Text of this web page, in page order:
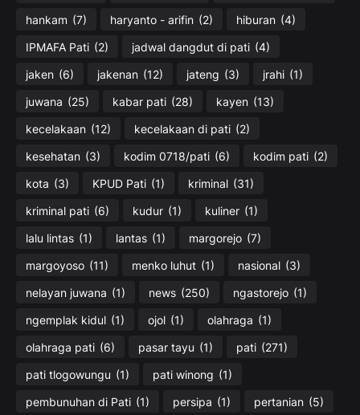
hankam (7) haryanto - arifin (2) hiburan (4)
IPMAFA Pati (2) jadwal dangdut di pati (4)
jaken (6) jakenan (12) jateng (3) jrahi (1)
juwana (25) kabar pati (28) kayen (13)
kecelakaan (12) kecelakaan di pati (2)
kesehatan (3) kodim 0718/pati (6) kodim pati (2)
kota (3) KPUD Pati (1) kriminal (31)
kriminal pati (6) kudur (1) kuliner (1)
lalu lintas (1) lantas (1) margorejo (7)
margoyoso (11) menko luhut (1) nasional (3)
nelayan juwana (1) news (250) ngastorejo (1)
ngemplak kidul (1) ojol (1) olahraga (1)
olahraga pati (6) pasar tayu (1) pati (271)
pati tlogowungu (1) pati winong (1)
pembunuhan di Pati (1) persipa (1) pertanian (5)